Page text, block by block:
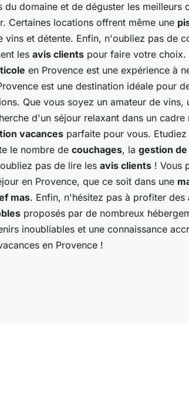
domaine et de déguster les meilleurs
Certaines locations offrent même une
vins et détente. Enfin, n'oubliez pas de
les avis clients pour faire votre choix.
en Provence est une expérience à
est une destination idéale pour
Que vous soyez un amateur de vins,
d'un séjour relaxant dans un
vacances parfaite pour vous.
le nombre de couchages, la gestion
pas de lire les avis clients ! Vous
en Provence, que ce soit dans une
mas. Enfin, n'hésitez pas à profiter des
proposés par de nombreux
inoubliables et une connaissance
en Provence !